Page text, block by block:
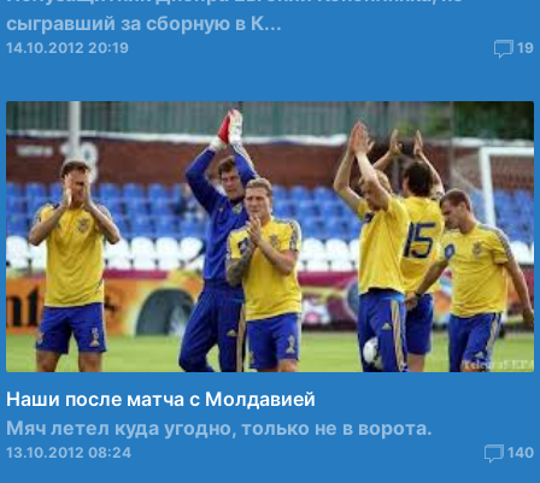
сыгравший за сборную в К...
14.10.2012 20:19 19
Наши после матча с Молдавией
Мяч летел куда угодно, только не в ворота.
13.10.2012 08:24 140